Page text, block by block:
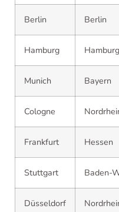
Berlin Berlin
Hamburg Hamburg
Munich Bayern
Cologne
Frankfurt Hessen
Stuttgart Baden-
Düsseldorf